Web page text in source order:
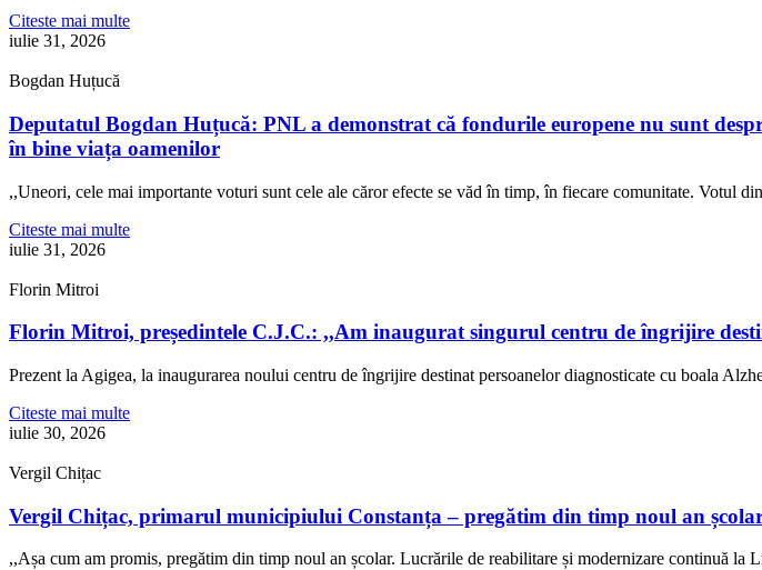
Citeste mai multe
iulie 31, 2026
Bogdan Huțucă
Deputatul Bogdan Huțucă: PNL a demonstrat că fondurile europene nu sunt
în bine viața oamenilor
,,Uneori, cele mai importante voturi sunt cele ale căror efecte se văd în timp, în fiecare comunitate. Votul
Citeste mai multe
iulie 31, 2026
Florin Mitroi
Florin Mitroi, președintele C.J.C.: ,,Am inaugurat singurul centru de îngrijire
Prezent la Agigea, la inaugurarea noului centru de îngrijire destinat persoanelor diagnosticate cu boala
Citeste mai multe
iulie 30, 2026
Vergil Chițac
Vergil Chițac, primarul municipiului Constanța – pregătim din timp noul an
,,Așa cum am promis, pregătim din timp noul an școlar. Lucrările de reabilitare și modernizare continuă la